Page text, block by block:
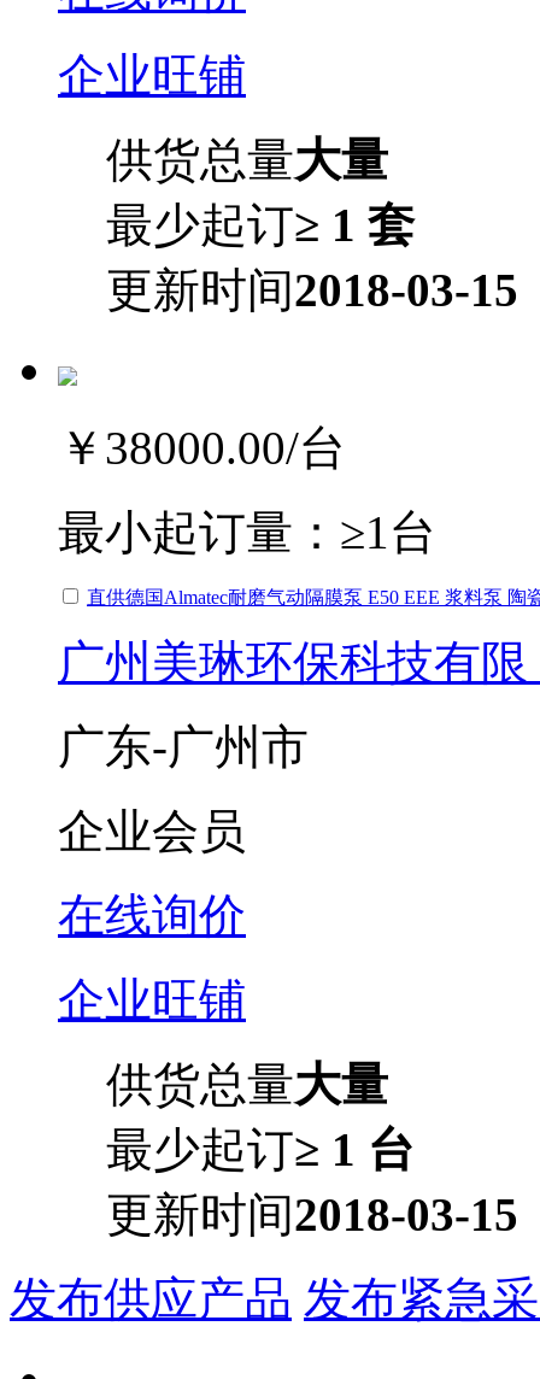
企业旺铺
供货总量大量
最少起订≥ 1 套
更新时间2018-03-15
￥38000.00/台
最小起订量： ≥1台
直供德国Almatec耐磨气动隔膜泵 E50 EEE 浆料泵 陶
广州美琳环保科技有限
广东-广州市
企业会员
在线询价
企业旺铺
供货总量大量
最少起订≥ 1 台
更新时间2018-03-15
发布供应产品 发布紧急